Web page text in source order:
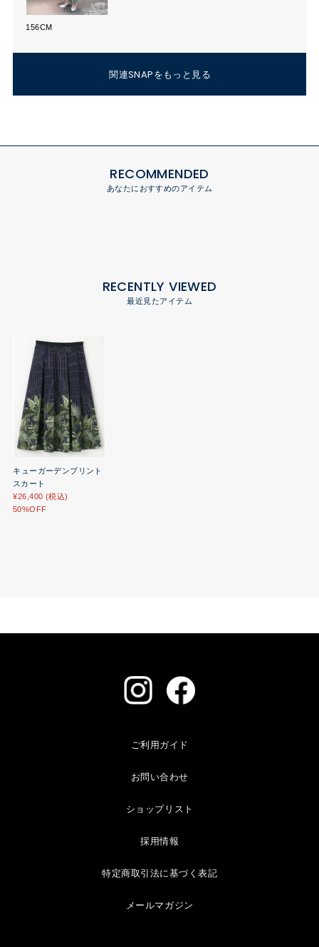
156CM
関連SNAPをもっと見る
RECOMMENDED
あなたにおすすめのアイテム
RECENTLY VIEWED
最近見たアイテム
キューガーデンプリント
スカート
¥26,400 (税込)
50%OFF
ご利用ガイド
お問い合わせ
ショップリスト
採用情報
特定商取引法に基づく表記
メールマガジン